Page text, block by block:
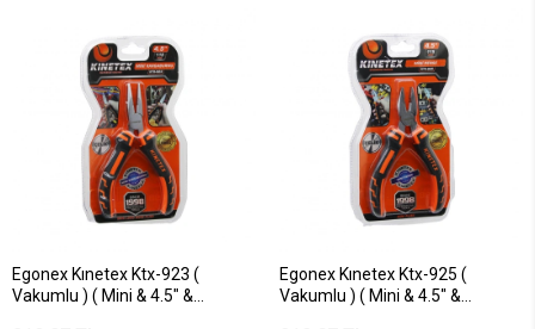
Egonex Kınetex Ktx-923 (
Vakumlu ) ( Mini & 4.5" &
Egonex Kınetex Ktx-925 (
Vakumlu ) ( Mini & 4.5" &